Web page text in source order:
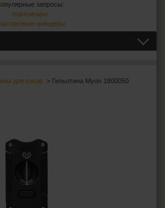
запросы:
портсигары
гриндеры
для сигар > Гильотина Myon 1800050